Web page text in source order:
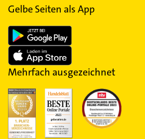
Gelbe Seiten als App
Mehrfach ausgezeichnet